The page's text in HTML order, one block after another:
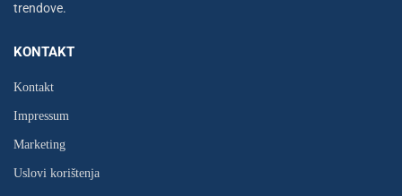
trendove.
KONTAKT
Kontakt
Impressum
Marketing
Uslovi korištenja